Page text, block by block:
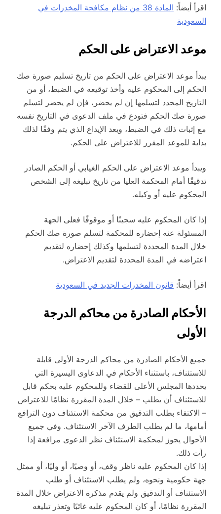
اقرأ أيضاً:
المادة 38 من نظام مكافحة المخدرات في
السعودية
موعد الاعتراض على الحكم
يبدأ موعد الاعتراض على الحكم من تاريخ تسليم صورة صك
الحكم إلى المحكوم عليه وأخذ توقيعه في الضبط، أو من
التاريخ المحدد لتسلمها إن لم يحضر، فإن لم يحضر لتسلم
صورة صك الحكم فتودع في ملف الدعوى في التاريخ نفسه
مع إثبات ذلك في الضبط، ويعد الإيداع الذي يتم وفقًا لذلك
بداية للموعد المقرر للاعتراض على الحكم.
ويبدأ موعد الاعتراض على الحكم الغيابي أو الحكم الصادر
تدقيقًا أمام المحكمة العليا من تاريخ تبليغه إلى الشخص
المحكوم عليه أو وكيله.
إذا كان المحكوم عليه سجينًا أو موقوفًا فعلى الجهة
المسئولة عنه إحضاره للمحكمة لتسلم صورة صك الحكم
خلال المدة المحددة لتسلمها وكذلك إحضاره لتقديم
اعتراضه في المدة المحددة لتقديم الاعتراض.
اقرأ أيضاً: قانون المخدرات الجديد في السعودية
الأحكام الصادرة من محاكم الدرجة
الأولى
جميع الأحكام الصادرة من محاكم الدرجة الأولى قابلة
للاستئناف، باستثناء الأحكام في الدعاوى اليسيرة التي
يحددها المجلس الأعلى للقضاء وللمحكوم عليه بحكم قابل
للاستئناف أن يطلب – خلال المدة المقررة نظامًا للاعتراض
– الاكتفاء بطلب التدقيق من محكمة الاستئناف دون الترافع
أمامها، ما لم يطلب الطرف الآخر الاستئناف. وفي جميع
الأحوال يجوز لمحكمة الاستئناف نظر الدعوى مرافعة إذا
رأت ذلك.
إذا كان المحكوم عليه ناظر وقف، أو وصيًا، أو وليًا، أو ممثل
جهة حكومية ونحوه، ولم يطلب الاستئناف أو طلب
الاستئناف أو التدقيق ولم يقدم مذكرة الاعتراض خلال المدة
المقررة نظامًا، أو كان المحكوم عليه غائبًا وتعذر تبليغه